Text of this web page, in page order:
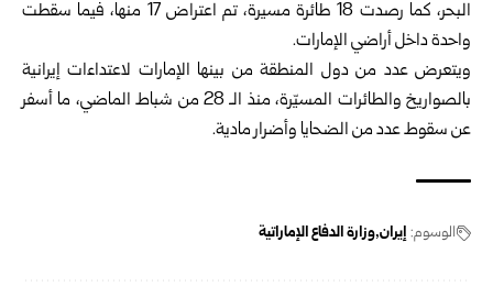
البحر، كما رصدت 18 طائرة مسيرة، تم اعتراض 17 منها، فيما سقطت
واحدة داخل أراضي الإمارات.
ويتعرض عدد من دول المنطقة من بينها الإمارات لاعتداءات إيرانية
بالصواريخ والطائرات المسيّرة، منذ الـ 28 من شباط الماضي، ما أسفر
عن سقوط عدد من الضحايا وأضرار مادية.
الوسوم: إيران وزارة الدفاع الإماراتية